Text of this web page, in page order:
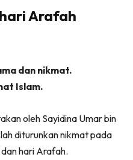
Arafah
dan nikmat.
Islam.
oleh Sayidina Umar bin
diturunkan nikmat pada
hari Arafah.